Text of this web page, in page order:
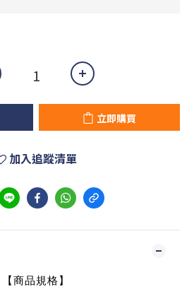
立即購買
加入追蹤清單
【商品規格】